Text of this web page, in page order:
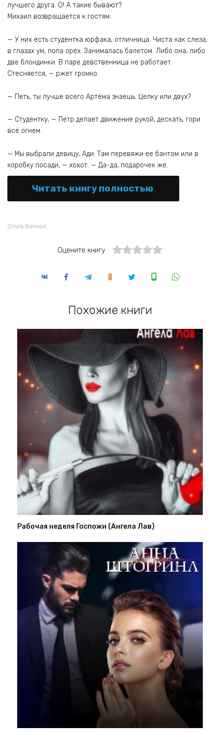
лучшего друга. О! А такие бывают?
Михаил возвращается к гостям:
— У них есть студентка юрфака, отличница. Чиста как слеза,
в глазах ум, попа орех. Занималась балетом. Либо она, либо
две блондинки. В паре девственница не работает.
Стесняется, — ржет громко.
— Петь, ты лучше всего Артёма знаешь. Целку или двух?
— Студентку, — Петр делает движение рукой, дескать, гори
всё огнем.
— Мы выбрали девицу, Ади. Там перевяжи ее бантом или в
коробку посади, — хохот. — Да-да, подарочек же.
Читать книгу полностью
Ольга Вечная
Оцените книгу
Похожие книги
Рабочая неделя Госпожи (Ангела Лав)